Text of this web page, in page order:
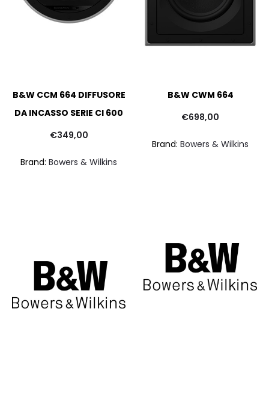
B&W CCM 664 DIFFUSORE
DA INCASSO SERIE CI 600
€349,00
Brand: Bowers & Wilkins
B&W CWM 664
€698,00
Brand: Bowers & Wilkins